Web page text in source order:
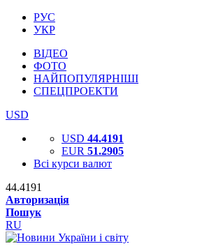
РУС
УКР
ВІДЕО
ФОТО
НАЙПОПУЛЯРНІШІ
СПЕЦПРОЕКТИ
USD
USD 44.4191
EUR 51.2905
Всі курси валют
44.4191
Авторизація
Пошук
RU